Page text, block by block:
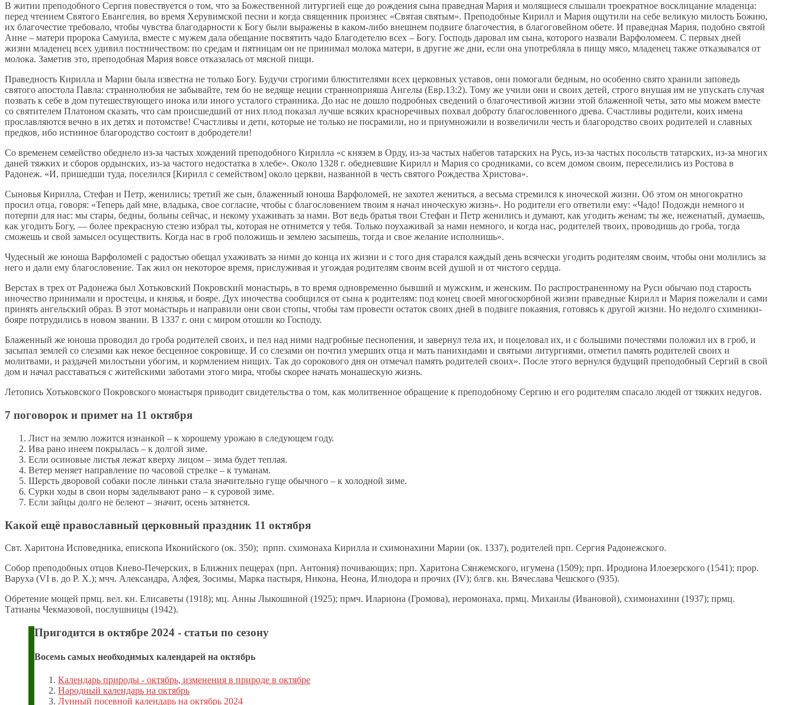
В житии преподобного Сергия повествуется о том, что за Божественной литургией еще до рождения сына праведная Мария и молящиеся слышали троекратное восклицание младенца:
перед чтением Святого Евангелия, во время Херувимской песни и когда священник произнес «Святая святым». Преподобные Кирилл и Мария ощутили на себе великую милость Божию,
их благочестие требовало, чтобы чувства благодарности к Богу были выражены в каком-либо внешнем подвиге благочестия, в благоговейном обете. И праведная Мария, подобно святой
Анне – матери пророка Самуила, вместе с мужем дала обещание посвятить чадо Благодетелю всех – Богу. Господь даровал им сына, которого назвали Варфоломеем. С первых дней
жизни младенец всех удивил постничеством: по средам и пятницам он не принимал молока матери, в другие же дни, если она употребляла в пищу мясо, младенец также отказывался от
молока. Заметив это, преподобная Мария вовсе отказалась от мясной пищи.
Праведность Кирилла и Марии была известна не только Богу. Будучи строгими блюстителями всех церковных уставов, они помогали бедным, но особенно свято хранили заповедь
святого апостола Павла: страннолюбия не забывайте, тем бо не ведяще неции странноприяша Ангелы (Евр.13:2). Тому же учили они и своих детей, строго внушая им не упускать случая
позвать к себе в дом путешествующего инока или иного усталого странника. До нас не дошло подробных сведений о благочестивой жизни этой блаженной четы, зато мы можем вместе
со святителем Платоном сказать, что сам происшедший от них плод показал лучше всяких красноречивых похвал доброту благословенного древа. Счастливы родители, коих имена
прославляются вечно в их детях и потомстве! Счастливы и дети, которые не только не посрамили, но и приумножили и возвеличили честь и благородство своих родителей и славных
предков, ибо истинное благородство состоит в добродетели!
Со временем семейство обеднело из-за частых хождений преподобного Кирилла «с князем в Орду, из-за частых набегов татарских на Русь, из-за частых посольств татарских, из-за многих
даней тяжких и сборов ордынских, из-за частого недостатка в хлебе». Около 1328 г. обедневшие Кирилл и Мария со сродниками, со всем домом своим, переселились из Ростова в
Радонеж. «И, пришедши туда, поселился [Кирилл с семейством] около церкви, названной в честь святого Рождества Христова».
Сыновья Кирилла, Стефан и Петр, женились; третий же сын, блаженный юноша Варфоломей, не захотел жениться, а весьма стремился к иноческой жизни. Об этом он многократно
просил отца, говоря: «Теперь дай мне, владыка, свое согласие, чтобы с благословением твоим я начал иноческую жизнь». Но родители его ответили ему: «Чадо! Подожди немного и
потерпи для нас: мы стары, бедны, больны сейчас, и некому ухаживать за нами. Вот ведь братья твои Стефан и Петр женились и думают, как угодить женам; ты же, неженатый, думаешь,
как угодить Богу, — более прекрасную стезю избрал ты, которая не отнимется у тебя. Только поухаживай за нами немного, и когда нас, родителей твоих, проводишь до гроба, тогда
сможешь и свой замысел осуществить. Когда нас в гроб положишь и землею засыпешь, тогда и свое желание исполнишь».
Чудесный же юноша Варфоломей с радостью обещал ухаживать за ними до конца их жизни и с того дня старался каждый день всячески угодить родителям своим, чтобы они молились за
него и дали ему благословение. Так жил он некоторое время, прислуживая и угождая родителям своим всей душой и от чистого сердца.
Верстах в трех от Радонежа был Хотьковский Покровский монастырь, в то время одновременно бывший и мужским, и женским. По распространенному на Руси обычаю под старость
иночество принимали и простецы, и князья, и бояре. Дух иночества сообщился от сына к родителям: под конец своей многоскорбной жизни праведные Кирилл и Мария пожелали и сами
принять ангельский образ. В этот монастырь и направили они свои стопы, чтобы там провести остаток своих дней в подвиге покаяния, готовясь к другой жизни. Но недолго схимники-
бояре потрудились в новом звании. В 1337 г. они с миром отошли ко Господу.
Блаженный же юноша проводил до гроба родителей своих, и пел над ними надгробные песнопения, и завернул тела их, и поцеловал их, и с большими почестями положил их в гроб, и
засыпал землей со слезами как некое бесценное сокровище. И со слезами он почтил умерших отца и мать панихидами и святыми литургиями, отметил память родителей своих и
молитвами, и раздачей милостыни убогим, и кормлением нищих. Так до сорокового дня он отмечал память родителей своих». После этого вернулся будущий преподобный Сергий в свой
дом и начал расставаться с житейскими заботами этого мира, чтобы скорее начать монашескую жизнь.
Летопись Хотьковского Покровского монастыря приводит свидетельства о том, как молитвенное обращение к преподобному Сергию и его родителям спасало людей от тяжких недугов.
7 поговорок и примет на 11 октября
Лист на землю ложится изнанкой – к хорошему урожаю в следующем году.
Ива рано инеем покрылась – к долгой зиме.
Если осиновые листья лежат кверху лицом – зима будет теплая.
Ветер меняет направление по часовой стрелке – к туманам.
Шерсть дворовой собаки после линьки стала значительно гуще обычного – к холодной зиме.
Сурки ходы в свои норы заделывают рано – к суровой зиме.
Если зайцы долго не белеют – значит, осень затянется.
Какой ещё православный церковный праздник 11 октября
Свт. Харитона Исповедника, епископа Иконийского (ок. 350); прпп. схимонаха Кирилла и схимонахини Марии (ок. 1337), родителей прп. Сергия Радонежского.
Собор преподобных отцов Киево-Печерских, в Ближних пещерах (прп. Антония) почивающих; прп. Харитона Сянжемского, игумена (1509); прп. Иродиона Илоезерского (1541); прор.
Варуха (VI в. до Р. Х.); мчч. Александра, Алфея, Зосимы, Марка пастыря, Никона, Неона, Илиодора и прочих (IV); блгв. кн. Вячеслава Чешского (935).
Обретение мощей прмц. вел. кн. Елисаветы (1918); мц. Анны Лыкошиной (1925); прмч. Илариона (Громова), иеромонаха, прмц. Михаилы (Ивановой), схимонахини (1937); прмц.
Татианы Чекмазовой, послушницы (1942).
Пригодится в октябре 2024 - статьи по сезону
Восемь самых необходимых календарей на октябрь
Календарь природы - октябрь, изменения в природе в октябре
Народный календарь на октябрь
Лунный посевной календарь на октябрь 2024